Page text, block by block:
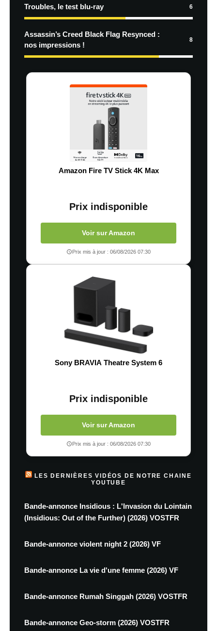
Troubles, le test blu-ray 6
Assassin’s Creed Black Flag Resynced :
nos impressions !
8
Amazon Fire TV Stick 4K Max
Prix indisponible
Voir sur Amazon
Prix mis à jour : 06/08/2026 07:30
Sony BRAVIA Theatre System 6
Prix indisponible
Voir sur Amazon
Prix mis à jour : 06/08/2026 07:30
LES DERNIÈRES VIDÉOS DE NOTRE CHAINE
YOUTUBE
Bande-annonce Insidious : L'Invasion du Lointain
(Insidious: Out of the Further) (2026) VOSTFR
Bande-annonce violent night 2 (2026) VF
Bande-annonce La vie d'une femme (2026) VF
Bande-annonce Rumah Singgah (2026) VOSTFR
Bande-annonce Geo-storm (2026) VOSTFR